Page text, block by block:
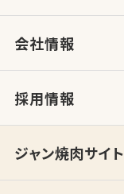
会社情報
採用情報
ジャン焼肉サイト